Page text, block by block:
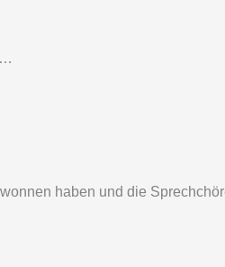
…
haben und die